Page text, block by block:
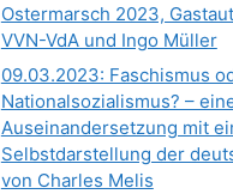
Ostermarsch 2023,
VVN-VdA und Ingo Müller
09.03.2023: Faschismus
Nationalsozialismus? –
Auseinandersetzung mit
Selbstdarstellung der
von Charles Melis